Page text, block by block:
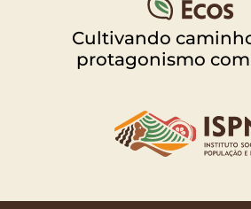
Cultivando
protagonismo